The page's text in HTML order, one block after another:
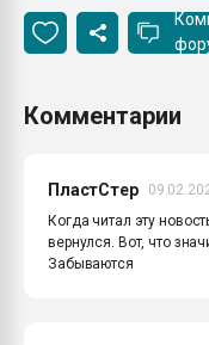
Комментарии
ПластСтер
Когда читал эту
вернулся. Вот, что
Забываются